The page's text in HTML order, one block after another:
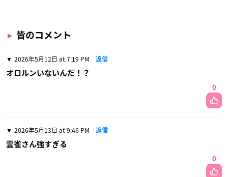
皆のコメント
2026年5月12日 at 7:19 PM 返信
オロルンいないんだ！？
0
2026年5月13日 at 9:46 PM 返信
雲雀さん強すぎる
0